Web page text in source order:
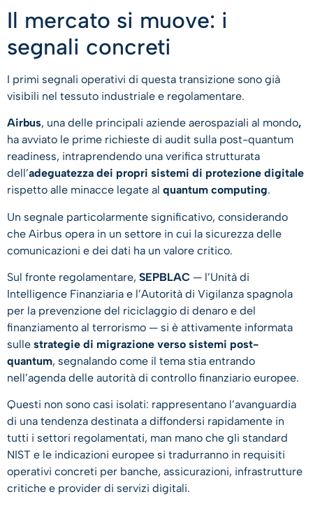
Il mercato si muove: i
segnali concreti
I primi segnali operativi di questa transizione sono già
visibili nel tessuto industriale e regolamentare.
Airbus, una delle principali aziende aerospaziali al mondo,
ha avviato le prime richieste di audit sulla post-quantum
readiness, intraprendendo una verifica strutturata
dell’adeguatezza dei propri sistemi di protezione digitale
rispetto alle minacce legate al quantum computing.
Un segnale particolarmente significativo, considerando
che Airbus opera in un settore in cui la sicurezza delle
comunicazioni e dei dati ha un valore critico.
Sul fronte regolamentare, SEPBLAC — l’Unità di
Intelligence Finanziaria e l’Autorità di Vigilanza spagnola
per la prevenzione del riciclaggio di denaro e del
finanziamento al terrorismo — si è attivamente informata
sulle strategie di migrazione verso sistemi post-
quantum, segnalando come il tema stia entrando
nell’agenda delle autorità di controllo finanziario europee.
Questi non sono casi isolati: rappresentano l’avanguardia
di una tendenza destinata a diffondersi rapidamente in
tutti i settori regolamentati, man mano che gli standard
NIST e le indicazioni europee si tradurranno in requisiti
operativi concreti per banche, assicurazioni, infrastrutture
critiche e provider di servizi digitali.